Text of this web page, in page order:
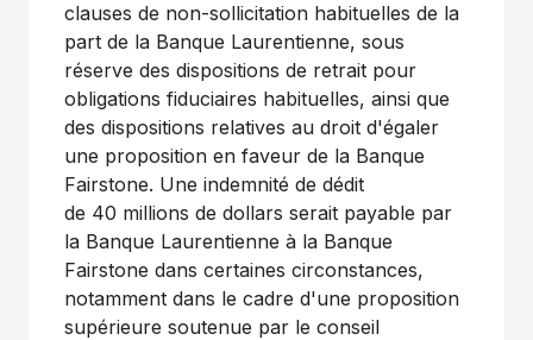
clauses de non-sollicitation habituelles de la
part de la Banque Laurentienne, sous
réserve des dispositions de retrait pour
obligations fiduciaires habituelles, ainsi que
des dispositions relatives au droit d'égaler
une proposition en faveur de la Banque
Fairstone. Une indemnité de dédit
de 40 millions de dollars serait payable par
la Banque Laurentienne à la Banque
Fairstone dans certaines circonstances,
notamment dans le cadre d'une proposition
supérieure soutenue par le conseil